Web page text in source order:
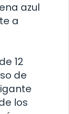
azul
a
12
de
los